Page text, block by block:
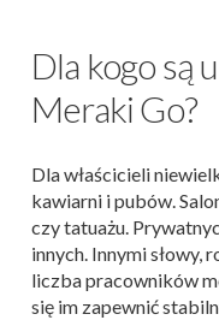
Dla kogo są
Meraki Go?
Dla właścicieli
kawiarni i pubów.
czy tatuażu.
innych. Innymi słowy,
liczba pracowników
się im zapewnić